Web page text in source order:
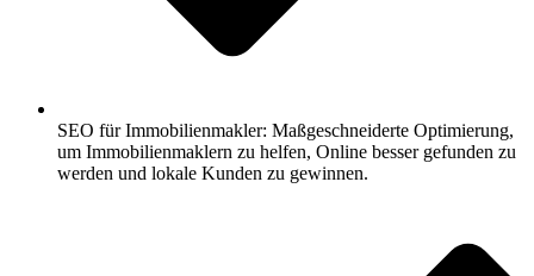
SEO für Immobilienmakler: Maßgeschneiderte Optimierung,
um Immobilienmaklern zu helfen, Online besser gefunden zu
werden und lokale Kunden zu gewinnen.